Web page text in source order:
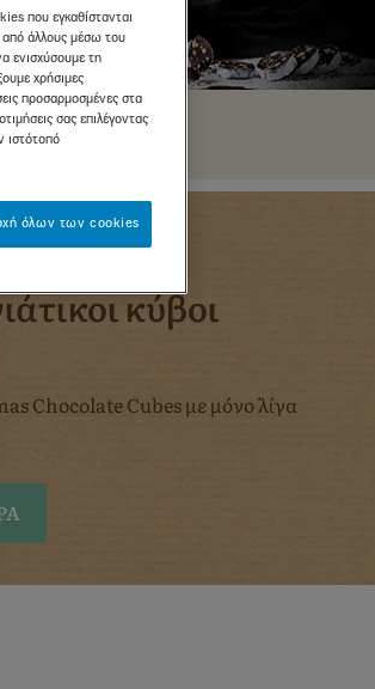
κύβοι
Chocolate Cubes με μόνο λίγα
που εγκαθίστανται
από άλλους μέσω του
ενισχύσουμε τη
χρήσιμες
προσαρμοσμένες στα
σας επιλέγοντας
ιστότοπό
όλων των cookies